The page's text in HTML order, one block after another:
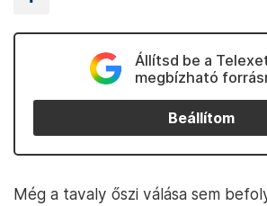
Állítsd be a
megbízható
Beállítom
Még a tavaly őszi válása sem